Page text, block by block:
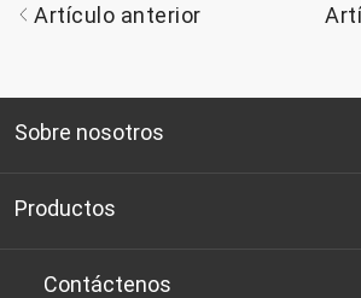
Artículo anterior
Sobre nosotros
Quienes somos
I+D
Productos
Chips de PET aptos para botellas
Contáctenos